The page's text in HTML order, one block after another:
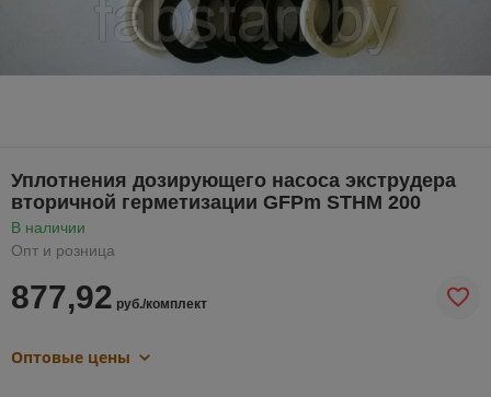
Уплотнения дозирующего насоса экструдера
вторичной герметизации GFPm STHM 200
В наличии
Опт и розница
877,92 руб./комплект
Оптовые цены